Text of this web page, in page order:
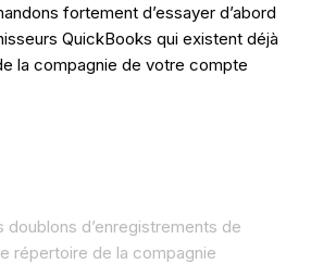
fortement d’essayer d’abord
QuickBooks qui existent déjà
la compagnie de votre compte
doublons d’enregistrements de
répertoire de la compagnie